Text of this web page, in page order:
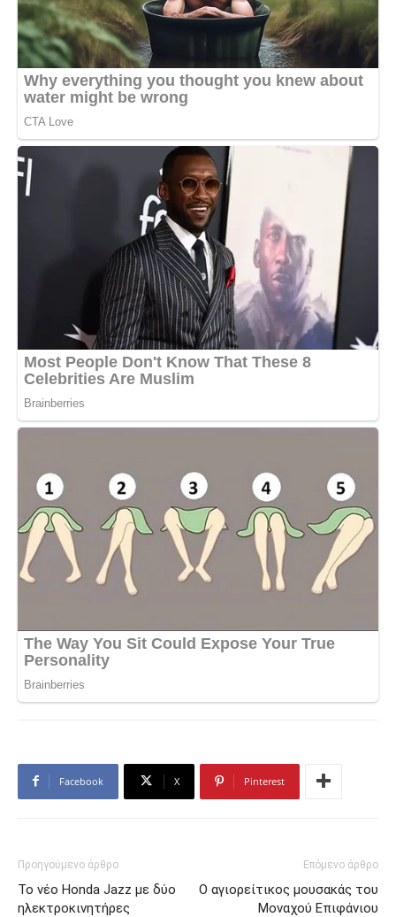
Facebook X Pinterest
Προηγούμενο άρθρο
Το νέο Honda Jazz με δύο
ηλεκτροκινητήρες
Επόμενο άρθρο
Ο αγιορείτικος μουσακάς του
Μοναχού Επιφάνιου